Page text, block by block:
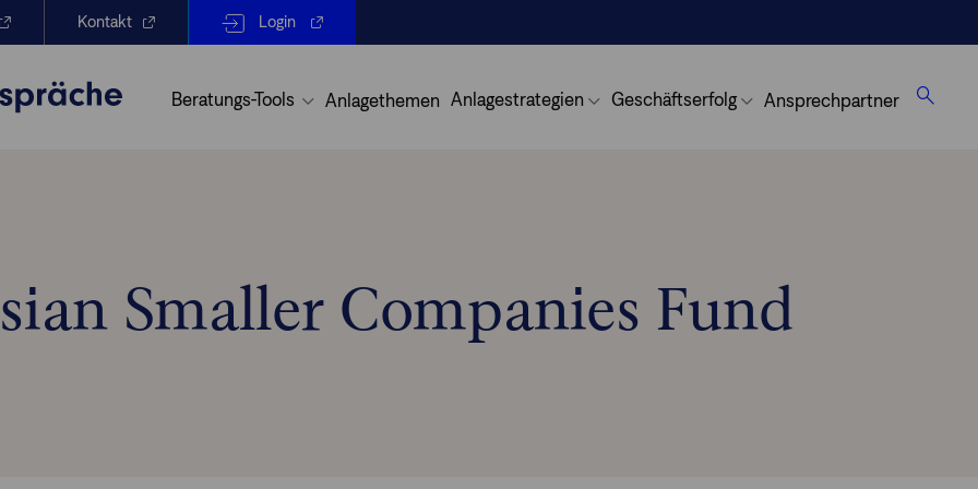
Kontakt Login
Beratungs-Tools Anlagethemen Anlagestrategien Geschäftserfolg Ansprechpartner
Smaller Companies Fund